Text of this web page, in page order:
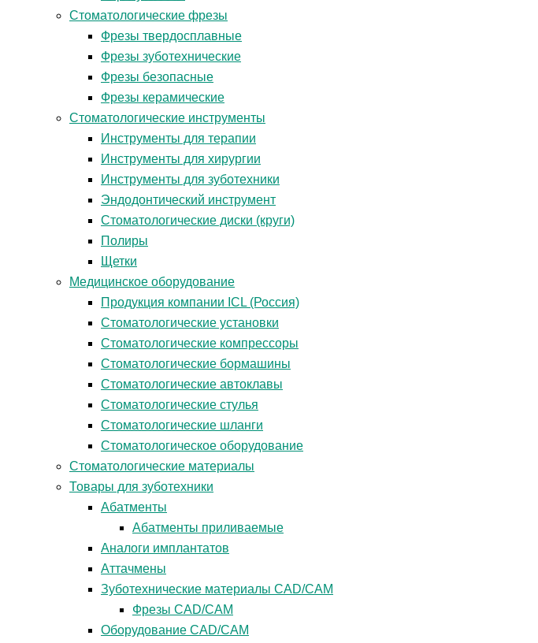
Стоматологические фрезы
Фрезы твердосплавные
Фрезы зуботехнические
Фрезы безопасные
Фрезы керамические
Стоматологические инструменты
Инструменты для терапии
Инструменты для хирургии
Инструменты для зуботехники
Эндодонтический инструмент
Стоматологические диски (круги)
Полиры
Щетки
Медицинское оборудование
Продукция компании ICL (Россия)
Стоматологические установки
Стоматологические компрессоры
Стоматологические бормашины
Стоматологические автоклавы
Стоматологические стулья
Стоматологические шланги
Стоматологическое оборудование
Стоматологические материалы
Товары для зуботехники
Абатменты
Абатменты приливаемые
Аналоги имплантатов
Аттачмены
Зуботехнические материалы CAD/CAM
Фрезы CAD/CAM
Оборудование CAD/CAM